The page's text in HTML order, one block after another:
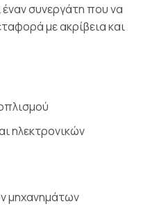
έναν συνεργάτη που να
με ακρίβεια και
ηλεκτρονικών
μηχανημάτων